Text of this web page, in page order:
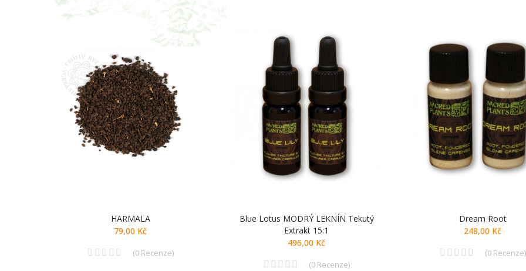
HARMALA
79,00 Kč
(0Recenze)
Blue Lotus MODRÝ LEKNÍN Tekutý
Extrakt 15:1
496,00 Kč
(0Recenze)
Dream Root
248,00 Kč
(0Recenze)